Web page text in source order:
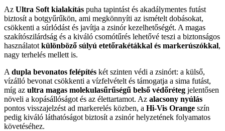
Az Ultra Soft kialakítás puha tapintást és akadálymentes futást
biztosít a botgyűrűkön, ami megkönnyíti az ismételt dobásokat,
csökkenti a súrlódást és javítja a zsinór kezelhetőségét. A magas
szakítószilárdság és a kiváló csomótűrés lehetővé teszi a biztonságos
használatot különböző súlyú etetőrakétákkal és markerúszókkal,
nagy terhelés mellett is.
A dupla bevonatos felépítés két szinten védi a zsinórt: a külső,
vízálló bevonat csökkenti a vízfelvételt és támogatja a sima futást,
míg az ultra magas molekulasűrűségű belső védőréteg jelentősen
növeli a kopásállóságot és az élettartamot. Az alacsony nyúlás
pontos visszajelzést ad markerelés közben, a Hi-Vis Orange szín
pedig kiváló láthatóságot biztosít a zsinór helyzetének folyamatos
követéséhez.